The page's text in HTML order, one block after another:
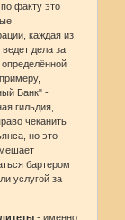
факту это
каждая из
дела за
Банк" -
гильдия,
чеканить
но это
бартером
услугой за
- именно